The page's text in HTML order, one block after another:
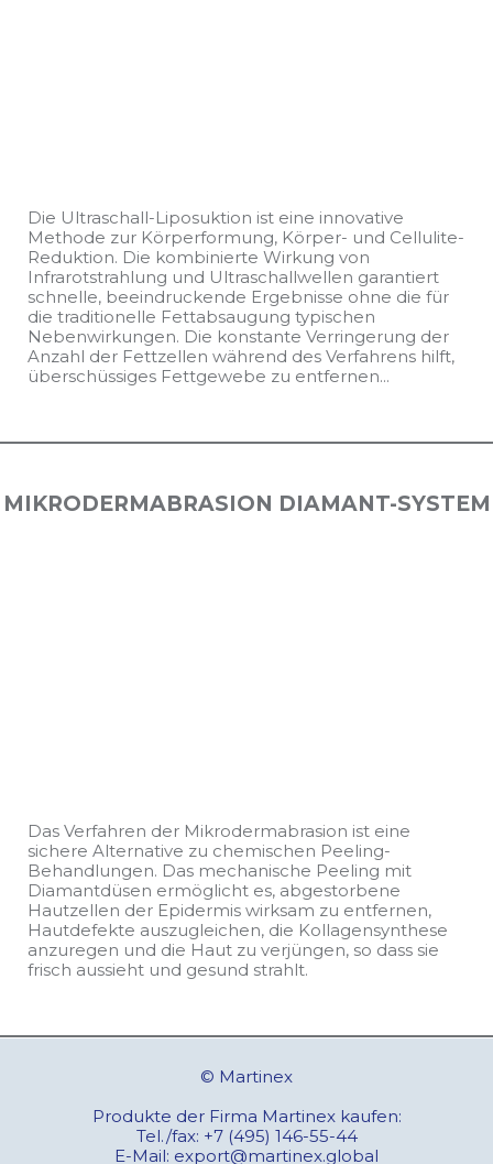
Die Ultraschall-Liposuktion ist eine innovative
Methode zur Körperformung, Körper- und Cellulite-
Reduktion. Die kombinierte Wirkung von
Infrarotstrahlung und Ultraschallwellen garantiert
schnelle, beeindruckende Ergebnisse ohne die für
die traditionelle Fettabsaugung typischen
Nebenwirkungen. Die konstante Verringerung der
Anzahl der Fettzellen während des Verfahrens hilft,
überschüssiges Fettgewebe zu entfernen...
MIKRODERMABRASION DIAMANT-SYSTEM
Das Verfahren der Mikrodermabrasion ist eine
sichere Alternative zu chemischen Peeling-
Behandlungen. Das mechanische Peeling mit
Diamantdüsen ermöglicht es, abgestorbene
Hautzellen der Epidermis wirksam zu entfernen,
Hautdefekte auszugleichen, die Kollagensynthese
anzuregen und die Haut zu verjüngen, so dass sie
frisch aussieht und gesund strahlt.
© Martinex
Produkte der Firma Martinex kaufen:
Tel./fax: +7 (495) 146-55-44
E-Mail: export@martinex.global